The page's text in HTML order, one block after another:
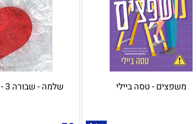
משפצים - טסה ביילי שלמה - שבורה 3 - גיי אל דרייק